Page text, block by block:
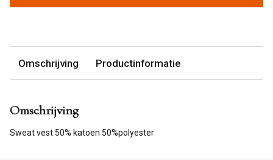
Omschrijving Productinformatie
Omschrijving
Sweat vest 50% katoen 50%polyester